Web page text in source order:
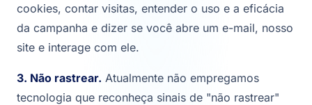
cookies, contar visitas, entender o uso e a eficácia
da campanha e dizer se você abre um e-mail, nosso
site e interage com ele.
3. Não rastrear. Atualmente não empregamos
tecnologia que reconheça sinais de "não rastrear"